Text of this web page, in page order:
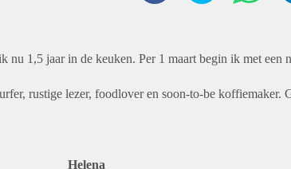
nu 1,5 jaar in de keuken. Per 1 maart begin ik met een
rustige lezer, foodlover en soon-to-be koffiemaker.
Helena